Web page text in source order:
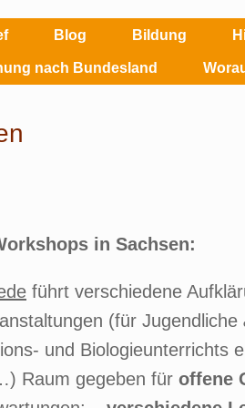
Blog Bildung
nach Bundesland
in Sachsen:
führt verschiedene
(für Jugendliche
und Biologieunterrichts
Raum gegeben für offene